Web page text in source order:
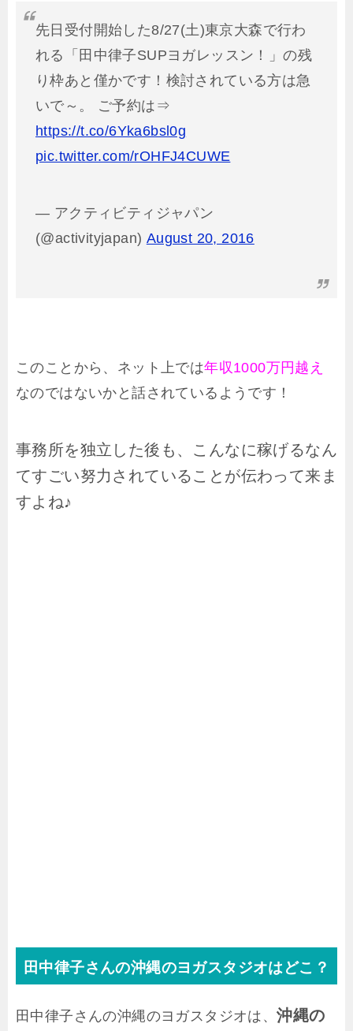
先日受付開始した8/27(土)東京大森で行わ
れる「田中律子SUPヨガレッスン！」の残
り枠あと僅かです！検討されている方は急
いで～。 ご予約は⇒
https://t.co/6Yka6bsl0g
pic.twitter.com/rOHFJ4CUWE
— アクティビティジャパン
(@activityjapan) August 20, 2016
このことから、ネット上では年収1000万円越え
なのではないかと話されているようです！
事務所を独立した後も、こんなに稼げるなん
てすごい努力されていることが伝わって来ま
すよね♪
田中律子さんの沖縄のヨガスタジオはどこ？
田中律子さんの沖縄のヨガスタジオは、沖縄の